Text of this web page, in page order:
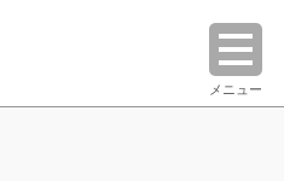
メニュー